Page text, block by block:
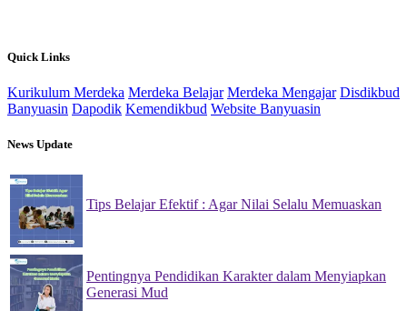
Quick Links
Kurikulum Merdeka Merdeka Belajar Merdeka Mengajar Disdikbud
Banyuasin Dapodik Kemendikbud Website Banyuasin
News Update
Tips Belajar Efektif : Agar Nilai Selalu Memuaskan
Pentingnya Pendidikan Karakter dalam Menyiapkan
Generasi Mud